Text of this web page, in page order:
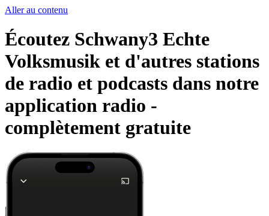
Aller au contenu
Écoutez Schwany3 Echte
Volksmusik et d'autres stations
de radio et podcasts dans notre
application radio -
complètement gratuite